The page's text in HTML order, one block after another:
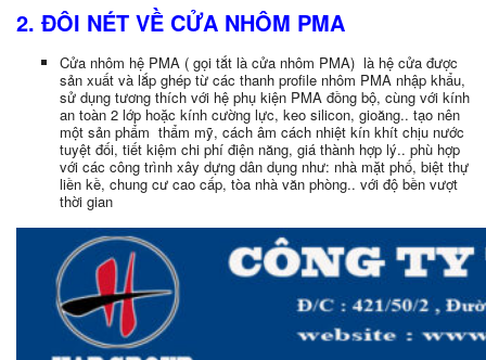
2. ĐÔI NÉT VỀ CỬA NHÔM PMA
Cửa nhôm hệ PMA ( gọi tắt là cửa nhôm PMA) là hệ cửa được
sản xuất và lắp ghép từ các thanh profile nhôm PMA nhập khẩu,
sử dụng tương thích với hệ phụ kiện PMA đồng bộ, cùng với kính
an toàn 2 lớp hoặc kính cường lực, keo silicon, gioăng.. tạo nên
một sản phẩm thẩm mỹ, cách âm cách nhiệt kín khít chịu nước
tuyệt đối, tiết kiệm chi phí điện năng, giá thành hợp lý.. phù hợp
với các công trình xây dựng dân dụng như: nhà mặt phố, biệt thự
liền kề, chung cư cao cấp, tòa nhà văn phòng.. với độ bền vượt
thời gian